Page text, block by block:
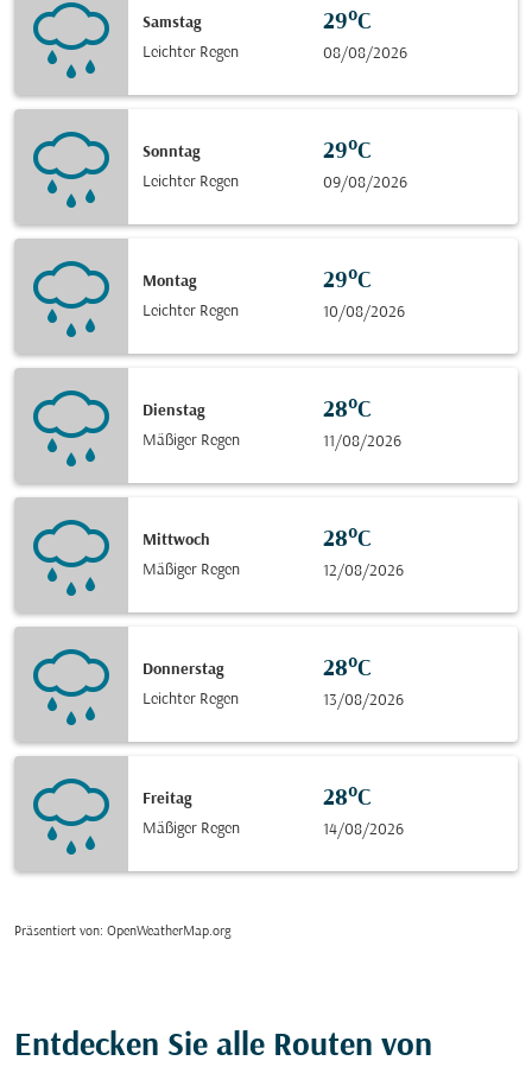
Samstag
Leichter Regen
29°C
08/08/2026
Sonntag
Leichter Regen
29°C
09/08/2026
Montag
Leichter Regen
29°C
10/08/2026
Dienstag
Mäßiger Regen
28°C
11/08/2026
Mittwoch
Mäßiger Regen
28°C
12/08/2026
Donnerstag
Leichter Regen
28°C
13/08/2026
Freitag
Mäßiger Regen
28°C
14/08/2026
Präsentiert von: OpenWeatherMap.org
Entdecken Sie alle Routen von